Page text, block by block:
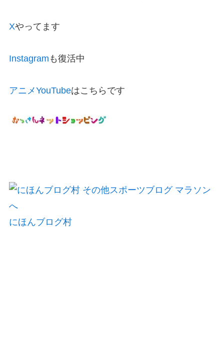
Xやってます
Instagram も復活中
アニメYouTubeはこちらです
にほんブログ村